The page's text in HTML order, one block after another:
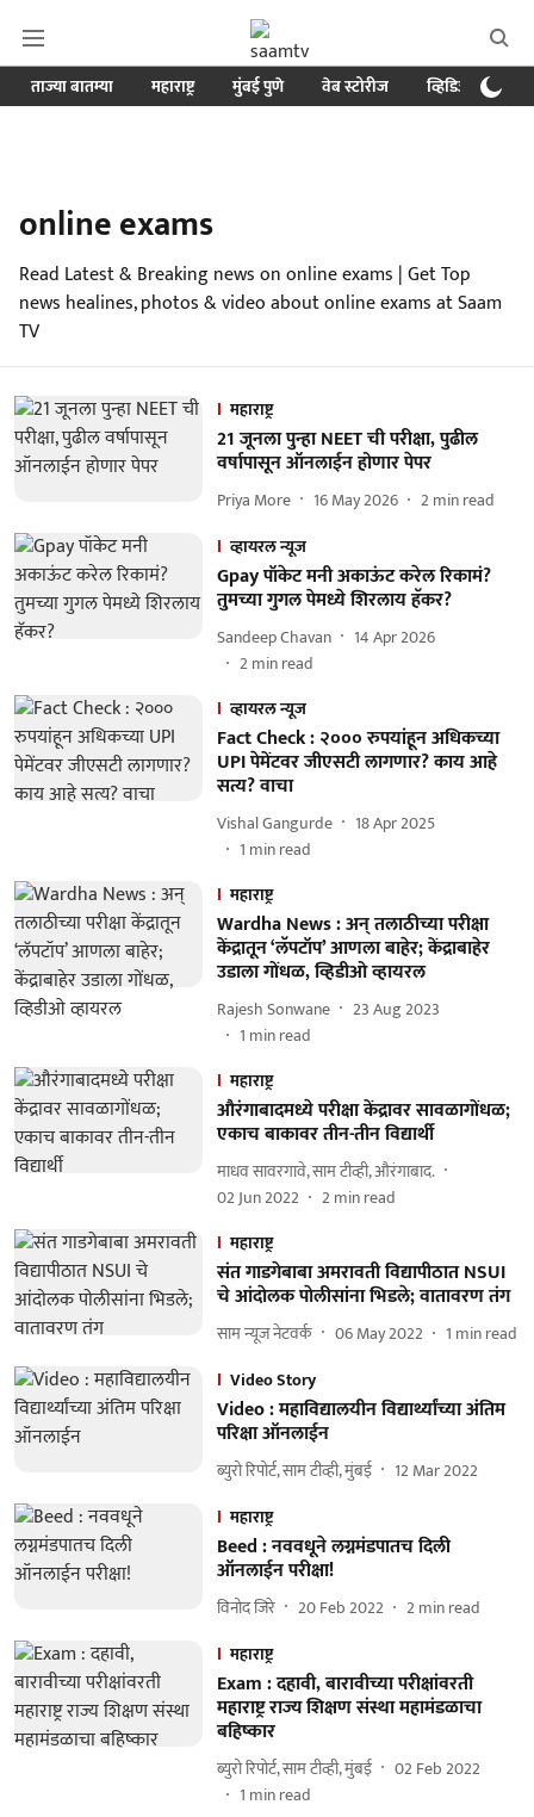
ताज्या बातम्या महाराष्ट्र मुंबई पुणे वेब स्टोरीज व्हिडिओ
online exams
Read Latest & Breaking news on online exams | Get Top
news healines, photos & video about online exams at Saam
TV
महाराष्ट्र
21 जूनला पुन्हा NEET ची परीक्षा, पुढील
वर्षापासून ऑनलाईन होणार पेपर
Priya More 16 May 2026 2min read
व्हायरल न्यूज
Gpay पॉकेट मनी अकाऊंट करेल रिकामं?
तुमच्या गुगल पेमध्ये शिरलाय हॅकर?
Sandeep Chavan
14 Apr 2026
2min read
व्हायरल न्यूज
Fact Check : २००० रुपयांहून अधिकच्या
UPI पेमेंटवर जीएसटी लागणार? काय आहे
सत्य? वाचा
Vishal Gangurde
18 Apr 2025
1 min read
महाराष्ट्र
Wardha News : अन् तलाठीच्या परीक्षा
केंद्रातून ‘लॅपटॉप’ आणला बाहेर; केंद्राबाहेर
उडाला गोंधळ, व्हिडीओ व्हायरल
Rajesh Sonwane
23 Aug 2023
1 min read
महाराष्ट्र
औरंगाबादमध्ये परीक्षा केंद्रावर सावळागोंधळ;
एकाच बाकावर तीन-तीन विद्यार्थी
माधव सावरगावे, साम टीव्ही, औरंगाबाद.
02 Jun 2022
2min read
महाराष्ट्र
संत गाडगेबाबा अमरावती विद्यापीठात NSUI
चे आंदाेलक पाेलीसांना भिडले; वातावरण तंग
साम न्यूज नेटवर्क 06 May 2022 1 min read
Video Story
Video : महाविद्यालयीन विद्यार्थ्यांच्या अंतिम
परिक्षा ऑनलाईन
ब्युरो रिपोर्ट, साम टीव्ही, मुंबई
12 Mar 2022
महाराष्ट्र
Beed : नववधूने लग्नमंडपातच दिली
ऑनलाईन परीक्षा!
विनोद जिरे 20 Feb 2022 2min read
महाराष्ट्र
Exam : दहावी, बारावीच्या परीक्षांवरती
महाराष्ट्र राज्य शिक्षण संस्था महामंडळाचा
बहिष्कार
ब्युरो रिपोर्ट, साम टीव्ही, मुंबई
02 Feb 2022
1 min read